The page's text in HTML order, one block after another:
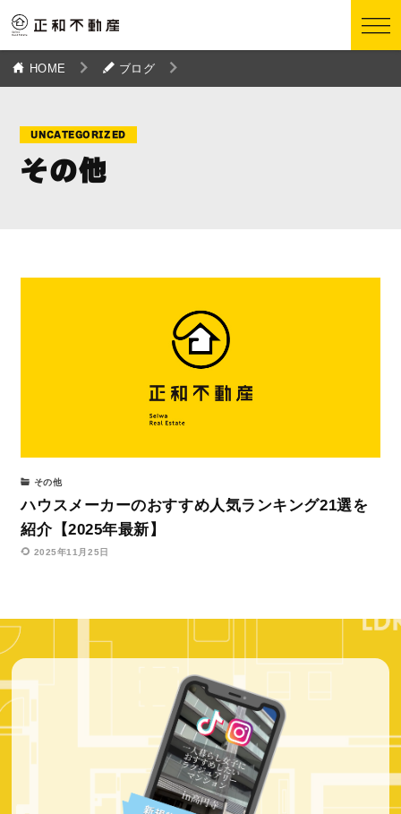
HOME ブログ
UNCATEGORIZED
その他
その他
ハウスメーカーのおすすめ人気ランキング21選を
紹介【2025年最新】
2025年11月25日